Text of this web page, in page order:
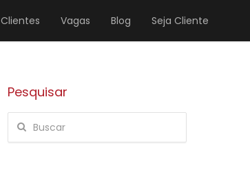
Clientes Vagas Blog Seja Cliente
Pesquisar